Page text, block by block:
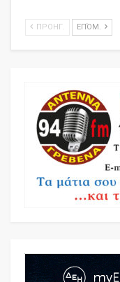
ΠΡΟΗΓ. ΕΠΌΜ.